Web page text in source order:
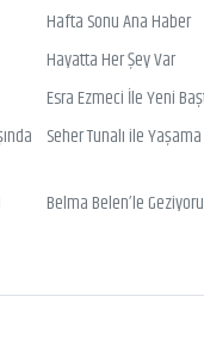
Hafta Sonu Ana Haber
Hayatta Her Şey Var
Esra Ezmeci İle Yeni
Seher Tunalı ile
Belma Belen’le